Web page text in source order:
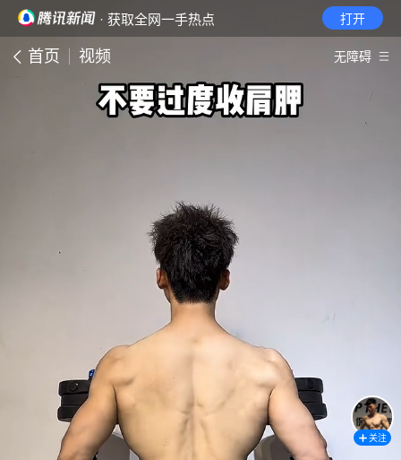
· 获取全网一手热点 打开
首页 视频 无障碍
关注